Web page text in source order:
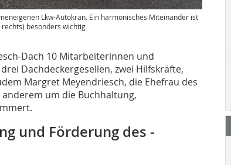
Lkw-Autokran. Ein harmonisches Miteinander ist
besonders wichtig
Dach 10 Mitarbeiterinnen und
Dachdeckergesellen, zwei Hilfskräfte,
Margret Meyendriesch, die Ehefrau des
um die Buchhaltung,
und Förderung des